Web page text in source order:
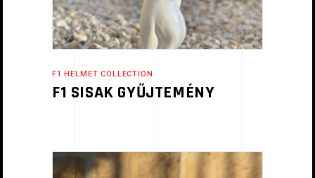
F1 HELMET COLLECTION
F1 SISAK GYŰJTEMÉNY